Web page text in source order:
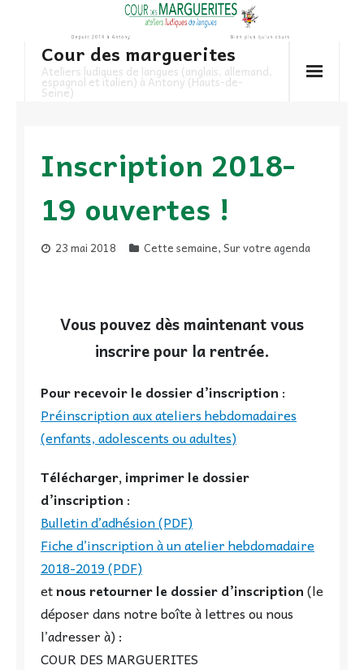
content
Cour des marguerites
Ateliers ludiques de langues (anglais, allemand,
espagnol et italien) à Antony (Hauts-de-
Seine)
Inscription 2018-
19 ouvertes !
23 mai 2018 Cette semaine,Sur votre agenda
Vous pouvez dès maintenant vous
inscrire pour la rentrée.
Pour recevoir le dossier d’inscription :
Préinscription aux ateliers hebdomadaires
(enfants, adolescents ou adultes)
Télécharger, imprimerle dossier
d’inscription :
Bulletin d’adhésion (PDF)
Fiche d’inscription à un atelier hebdomadaire
2018-2019 (PDF)
etnous retourner le dossier d’inscription(le
déposer dans notre boîte à lettres ou nous
l’adresser à) :
COUR DES MARGUERITES